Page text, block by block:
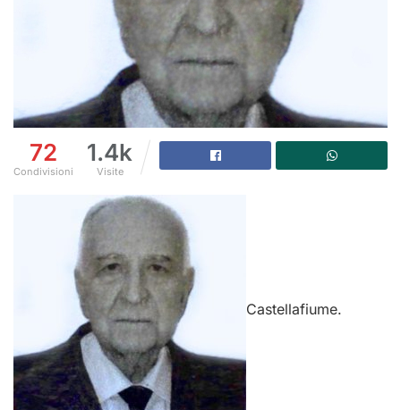
72
Condivisioni
1.4k
Visite
Castellafiume.